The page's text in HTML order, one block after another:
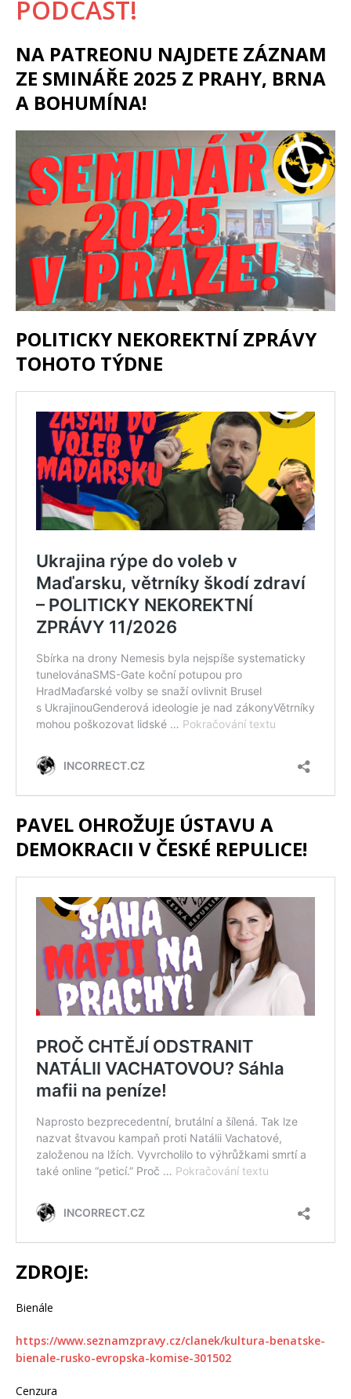
PODCAST!
NA PATREONU NAJDETE ZÁZNAM
ZE SMINÁŘE 2025 Z PRAHY, BRNA
A BOHUMÍNA!
POLITICKY NEKOREKTNÍ ZPRÁVY
TOHOTO TÝDNE
PAVEL OHROŽUJE ÚSTAVU A
DEMOKRACII V ČESKÉ REPULICE!
ZDROJE:
Bienále
https://www.seznamzpravy.cz/clanek/kultura-benatske-
bienale-rusko-evropska-komise-301502
Cenzura